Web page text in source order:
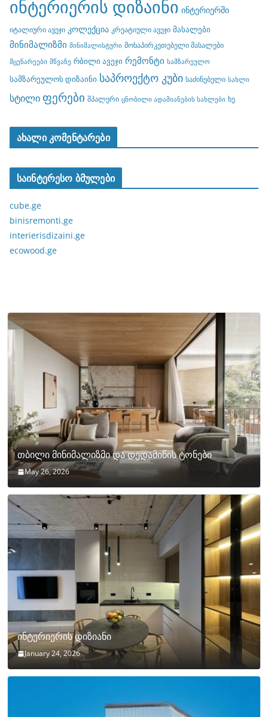
ინტერიერის დიზაინი ინტერიერში
იტალიური ავეჯი კოლექცია კრეატიული ავეჯი მასალები
მინიმალიზმი მინიმალისტური მოსაპირკეთებელი მასალები
მცენარეები მწვანე რბილი ავეჯი რემონტი სამზარეულო
სამზარეულოს დიზაინი საპროექტო კუბი საძინებელი სახლი
სტილი ფერები შპალერი ცნობილი ადამიანების სახლები ხე
ახალი კომენტარები
საინტერესო ბმულები
cube.ge
binisremonti.ge
interierisdizaini.ge
ecowood.ge
თბილი მინიმალიზმი და დედამიწის ტონები
May 26, 2026
ინტერიერის დიზიანი
January 24, 2026